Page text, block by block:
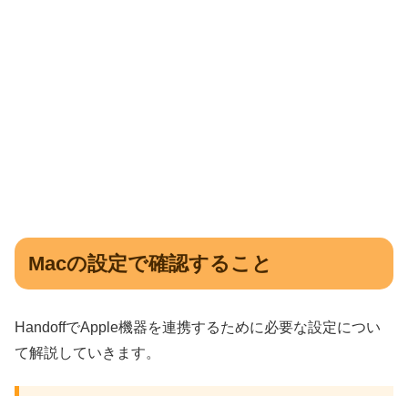
Macの設定で確認すること
HandoffでApple機器を連携するために必要な設定につい
て解説していきます。